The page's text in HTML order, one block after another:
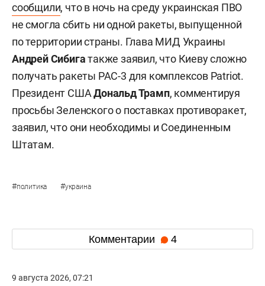
сообщили, что в ночь на среду украинская ПВО
не смогла сбить ни одной ракеты, выпущенной
по территории страны. Глава МИД Украины
Андрей Сибигатакже заявил, что Киеву сложно
получать ракеты PAC-3 для комплексов Patriot.
Президент СШАДональд Трамп, комментируя
просьбы Зеленского о поставках противоракет,
заявил, что они необходимы и Соединенным
Штатам.
#политика #украина
Комментарии 4
9 августа 2026, 07:21